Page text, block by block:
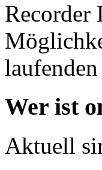
Recorder
Wer ist
Aktuell